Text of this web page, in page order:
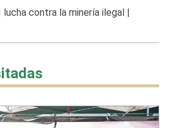
lucha contra la minería ilegal|